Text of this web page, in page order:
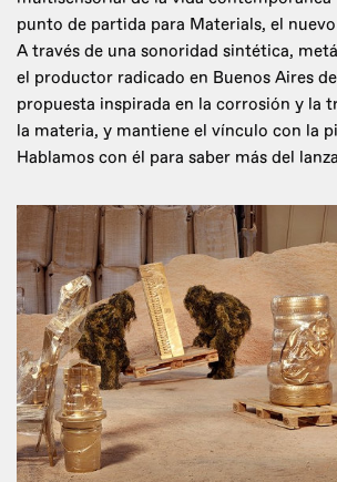
punto de partida para Materials, el
A través de una sonoridad sintética,
el productor radicado en Buenos Aires
propuesta inspirada en la corrosión y la
la materia, y mantiene el vínculo con la
Hablamos con él para saber más del